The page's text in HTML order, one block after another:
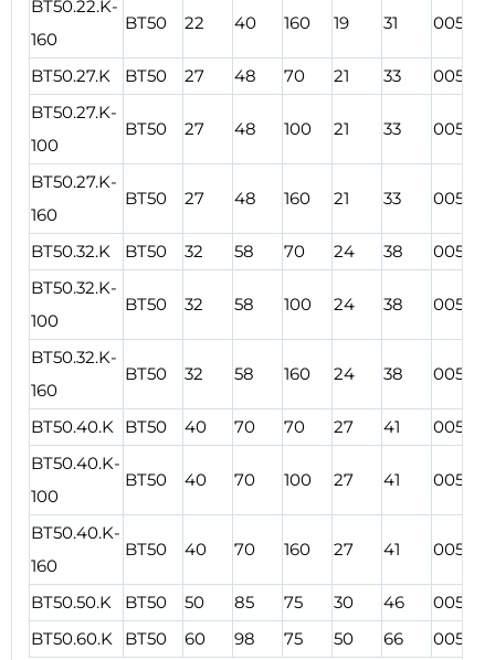
BT50.22.K-
160
BT50 22 40 160 19 31 00578
BT50.27.K BT50 27 48 70 21 33
00579
BT50.27.K-
100
BT50 27 48 100 21 33 00580
BT50.27.K-
160
BT50 27 48 160 21 33 00581
BT50.32.K BT50 32 58 70 24 38
00582
BT50.32.K-
100
BT50 32 58 100 24 38 00583
BT50.32.K-
160
BT50 32 58 160 24 38 00584
BT50.40.K BT50 40 70 70 27 41
00585
BT50.40.K-
100
BT50 40 70 100 27 41 00586
BT50.40.K-
160
BT50 40 70 160 27 41 00587
BT50.50.K BT50 50 85 75 30 46
00588
BT50.60.K
BT50 60 98 75 50 66 00589